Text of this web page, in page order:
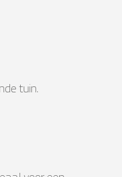
tuin.